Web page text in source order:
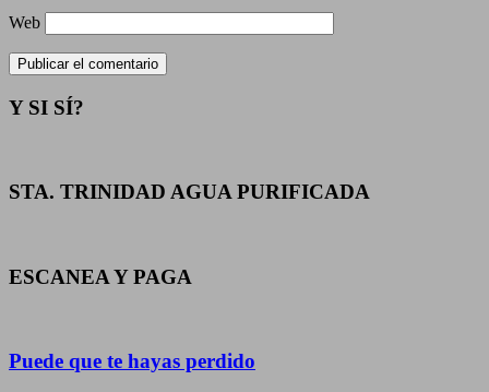
Web
Y SI SÍ?
STA. TRINIDAD AGUA PURIFICADA
ESCANEA Y PAGA
Puede que te hayas perdido